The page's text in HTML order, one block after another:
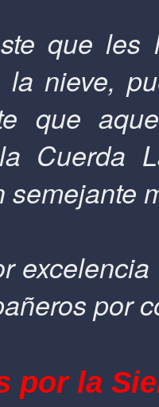
que les
la nieve,
que
Cuerda
semejante
por
por la